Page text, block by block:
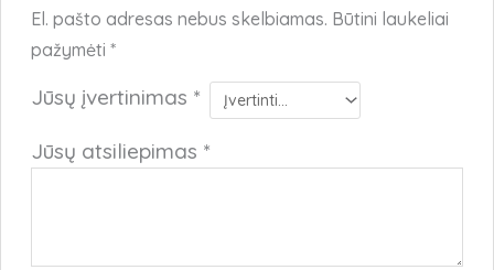
El. pašto adresas nebus skelbiamas. Būtini laukeliai
pažymėti *
Jūsų įvertinimas *
Jūsų atsiliepimas *